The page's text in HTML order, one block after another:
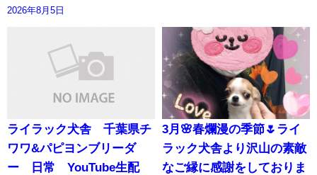
2026年8月5日
ライラック犬舎 千葉県チ
ワワ&パピヨンブリーダ
ー 日常 YouTube生配
3月🌸春爛漫の季節🌷ライ
ラック犬舎より沢山の素敵
なご縁に感謝をしておりま